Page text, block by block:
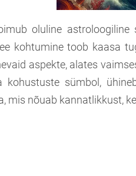
oluline
kohtumine toob kaasa
aspekte, alates
kohustuste sümbol,
mis nõuab kannatlikkust,